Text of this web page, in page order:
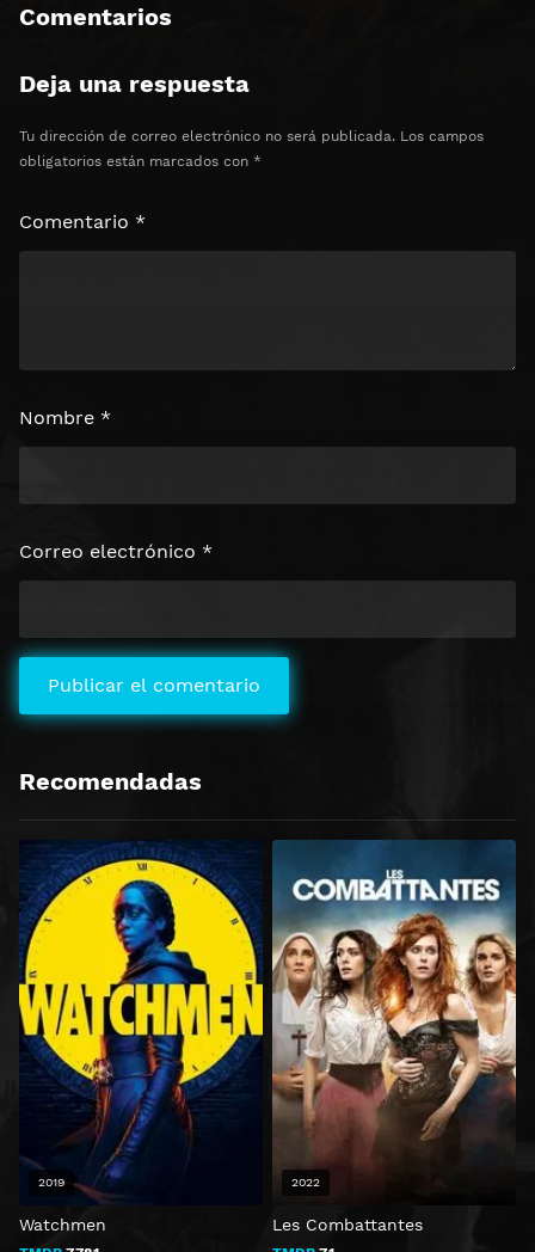
Comentarios
Deja una respuesta
Tu dirección de correo electrónico no será publicada. Los campos
obligatorios están marcados con *
Comentario *
Nombre *
Correo electrónico *
Recomendadas
Watchmen
2019
Les Combattantes
2022